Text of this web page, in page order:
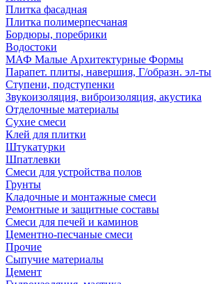
Плитка фасадная
Плитка полимерпесчаная
Бордюры, поребрики
Водостоки
МАФ Малые Архитектурные Формы
Парапет. плиты, навершия, Г/образн. эл-ты
Ступени, подступенки
Звукоизоляция, виброизоляция, акустика
Отделочные материалы
Сухие смеси
Клей для плитки
Штукатурки
Шпатлевки
Смеси для устройства полов
Грунты
Кладочные и монтажные смеси
Ремонтные и защитные составы
Смеси для печей и каминов
Цементно-песчаные смеси
Прочие
Сыпучие материалы
Цемент